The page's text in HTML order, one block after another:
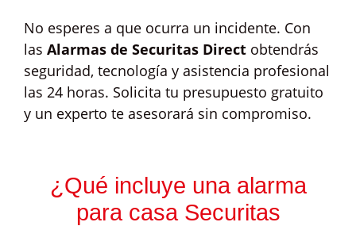
No esperes a que ocurra un incidente. Con
las Alarmas de Securitas Direct obtendrás
seguridad, tecnología y asistencia profesional
las 24 horas. Solicita tu presupuesto gratuito
y un experto te asesorará sin compromiso.
¿Qué incluye una alarma
para casa Securitas